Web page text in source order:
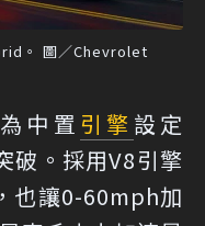
。 圖／Chevrolet
中置 引擎 設定
破。採用V8引擎
也讓0-60mph加